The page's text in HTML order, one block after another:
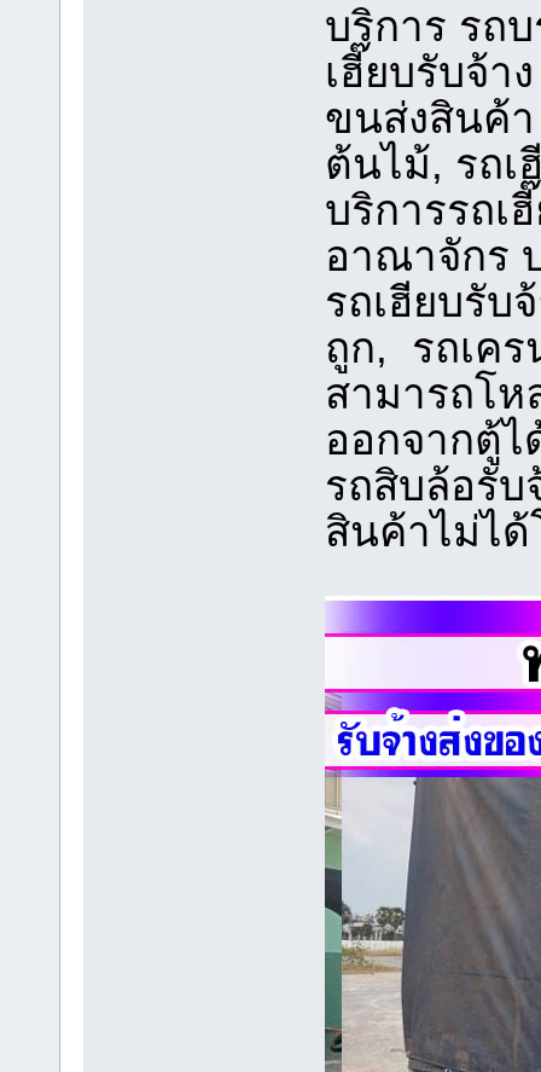
บริการ รถ
เฮี๊ยบรับจ้า
ขนส่งสินค้า
ต้นไม้, รถเ
บริการรถเ
อาณาจักร
รถเฮียบรับ
ถูก, รถเคร
สามารถโ
ออกจากตู้ไ
รถสิบล้อรั
สินค้าไม่ไ